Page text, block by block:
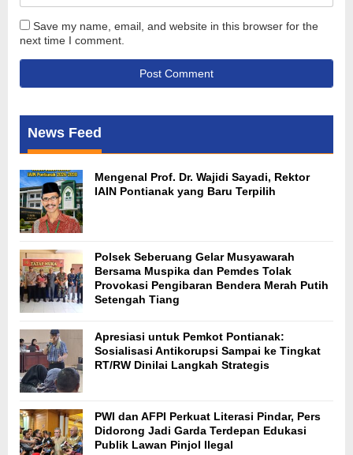
Save my name, email, and website in this browser for the
next time I comment.
News Feed
Mengenal Prof. Dr. Wajidi Sayadi, Rektor
IAIN Pontianak yang Baru Terpilih
Polsek Seberuang Gelar Musyawarah
Bersama Muspika dan Pemdes Tolak
Provokasi Pengibaran Bendera Merah Putih
Setengah Tiang
Apresiasi untuk Pemkot Pontianak:
Sosialisasi Antikorupsi Sampai ke Tingkat
RT/RW Dinilai Langkah Strategis
PWI dan AFPI Perkuat Literasi Pindar, Pers
Didorong Jadi Garda Terdepan Edukasi
Publik Lawan Pinjol Ilegal